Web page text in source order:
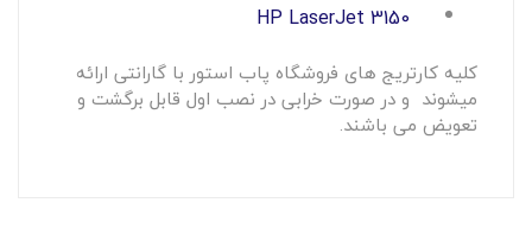
HP LaserJet 3150
کلیه کارتریج های فروشگاه پاب استور با گارانتی ارائه
میشوند و در صورت خرابی در نصب اول قابل برگشت و
تعویض می باشند.